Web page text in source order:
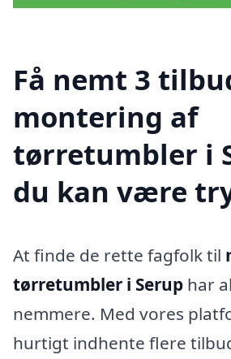
Få nemt 3
montering af
tørretumbler i
du kan være
At finde de rette fagfolk til
tørretumbler i Serup har
nemmere. Med vores
hurtigt indhente flere